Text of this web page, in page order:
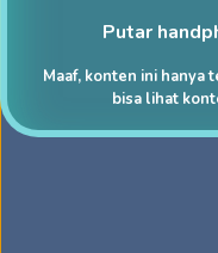
Putar
Maaf, konten ini hanya
bisa lihat